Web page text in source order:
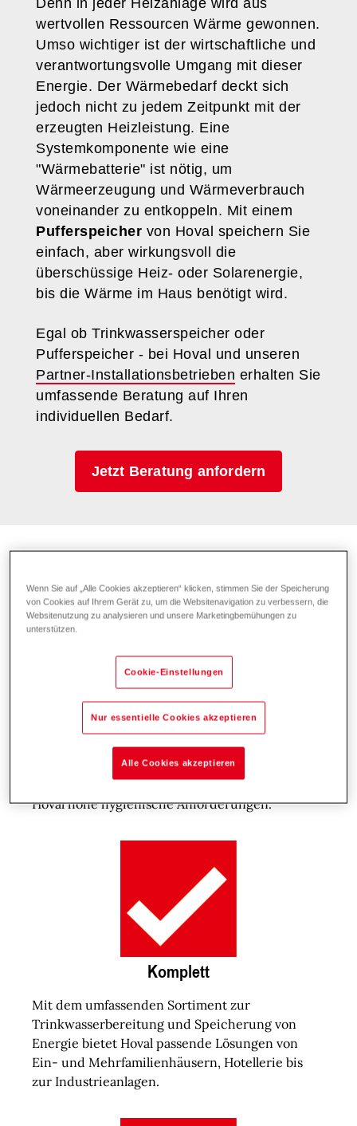
Denn in jeder Heizanlage wird aus
wertvollen Ressourcen Wärme gewonnen.
Umso wichtiger ist der wirtschaftliche und
verantwortungsvolle Umgang mit dieser
Energie. Der Wärmebedarf deckt sich
jedoch nicht zu jedem Zeitpunkt mit der
erzeugten Heizleistung. Eine
Systemkomponente wie eine
"Wärmebatterie" ist nötig, um
Wärmeerzeugung und Wärmeverbrauch
voneinander zu entkoppeln. Mit einem
Pufferspeicher von Hoval speichern Sie
einfach, aber wirkungsvoll die
überschüssige Heiz- oder Solarenergie,
bis die Wärme im Haus benötigt wird.
Egal ob Trinkwasserspeicher oder
Pufferspeicher - bei Hoval und unseren
Partner-Installationsbetrieben erhalten Sie
umfassende Beratung auf Ihren
individuellen Bedarf.
Jetzt Beratung anfordern
Hygienisch
Bei Trinkwasser ist Hygiene das A und O. Um
dem Wert des Lebensmittels Wasser gerecht zu
werden, erfüllen die Trinkwassersysteme von
Hoval hohe hygienische Anforderungen.
Komplett
Mit dem umfassenden Sortiment zur
Trinkwasserbereitung und Speicherung von
Energie bietet Hoval passende Lösungen von
Ein- und Mehrfamilienhäusern, Hotellerie bis
zur Industrieanlagen.
Wenn Sie auf „Alle Cookies akzeptieren“ klicken, stimmen Sie der Speicherung
von Cookies auf Ihrem Gerät zu, um die Websitenavigation zu verbessern, die
Websitenutzung zu analysieren und unsere Marketingbemühungen zu
unterstützen.
Cookie-Einstellungen
Nur essentielle Cookies akzeptieren
Alle Cookies akzeptieren